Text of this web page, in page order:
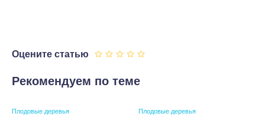
Оцените статью
Рекомендуем по теме
Плодовые деревья Плодовые деревья